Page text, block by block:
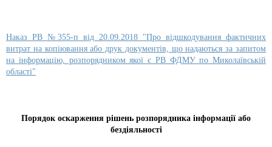
Наказ РВ №355-п від 20.09.2018 "Про відшкодування фактичних
витрат на копіювання або друк документів, що надаються за запитом
на інформацію, розпорядником якої є РВ ФДМУ по Миколаївській
області"
Порядок оскарження рішень розпорядника інформації або
бездіяльності